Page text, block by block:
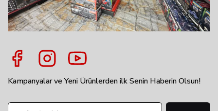
Kampanyalar ve Yeni Ürünlerden ilk Senin Haberin Olsun!